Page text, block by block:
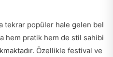
tekrar popüler hale gelen bel
hem pratik hem de stil sahibi
Özellikle festival ve